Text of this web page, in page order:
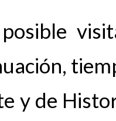
y de